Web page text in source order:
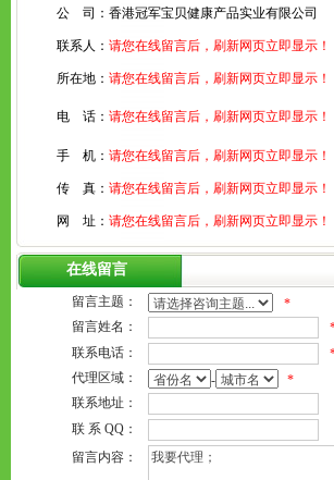
公 司： 香港冠军宝贝健康产品实业有限公司
联系人： 请您在线留言后，刷新网页立即显示！
所在地： 请您在线留言后，刷新网页立即显示！
电 话： 请您在线留言后，刷新网页立即显示！
手 机： 请您在线留言后，刷新网页立即显示！
传 真： 请您在线留言后，刷新网页立即显示！
网 址： 请您在线留言后，刷新网页立即显示！
在线留言